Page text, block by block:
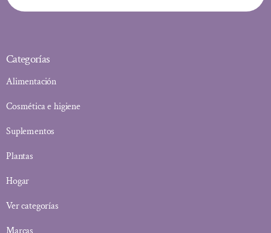
Categorías
Alimentación
Cosmética e higiene
Suplementos
Plantas
Hogar
Ver categorías